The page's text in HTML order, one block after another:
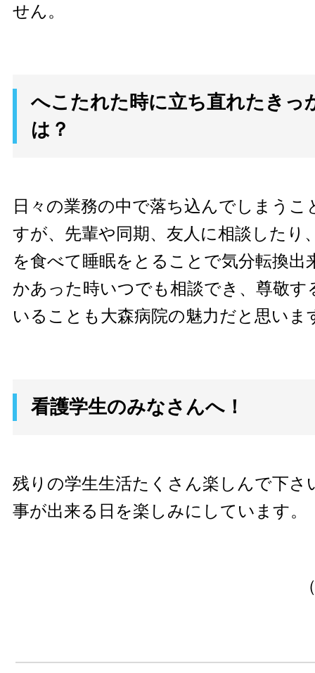
せん。
へこたれた時に立ち直れたきっ
は？
日々の業務の中で落ち込んでしまうこ
すが、先輩や同期、友人に相談したり
を食べて睡眠をとることで気分転換出
かあった時いつでも相談でき、尊敬す
いることも大森病院の魅力だと思いま
看護学生のみなさんへ！
残りの学生生活たくさん楽しんで下さ
事が出来る日を楽しみにしています。